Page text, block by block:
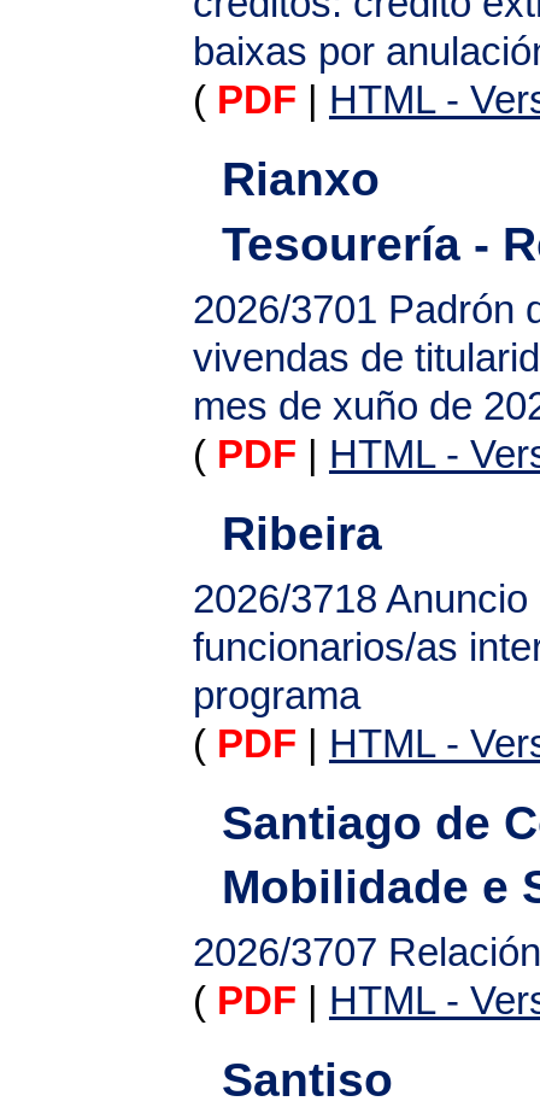
baixas por
( PDF HTML -
Rianxo
Tesourería -
2026/3701 Padrón
vivendas de
mes de xuño de
( PDF HTML -
Ribeira
2026/3718 Anuncio
funcionarios/as
programa
( PDF HTML -
Santiago de
Mobilidade e
2026/3707
( PDF HTML -
Santiso